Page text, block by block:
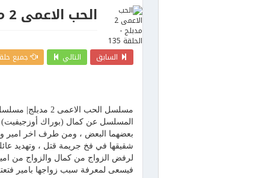
الحب الاعمى 2 مدبلج - الحلقة 135
السابق التالي
جميع
المسلسل عن كمال (بوراك أوزجيفيت)
بعضهما البعض ، ومن طرف اخر امير
شقيقها في فخ جريمة قتل ، وتهديد
فيسعى لمعرفة سبب زواجها بامير